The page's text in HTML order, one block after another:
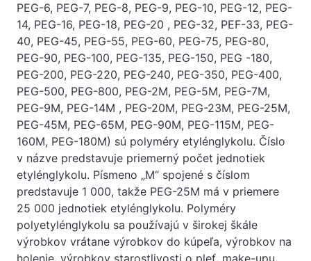
PEG-6, PEG-7, PEG-8, PEG-9, PEG-10, PEG-12, PEG-
14, PEG-16, PEG-18, PEG-20 , PEG-32, PEF-33, PEG-
40, PEG-45, PEG-55, PEG-60, PEG-75, PEG-80,
PEG-90, PEG-100, PEG-135, PEG-150, PEG -180,
PEG-200, PEG-220, PEG-240, PEG-350, PEG-400,
PEG-500, PEG-800, PEG-2M, PEG-5M, PEG-7M,
PEG-9M, PEG-14M , PEG-20M, PEG-23M, PEG-25M,
PEG-45M, PEG-65M, PEG-90M, PEG-115M, PEG-
160M, PEG-180M) sú polyméry etylénglykolu. Číslo
v názve predstavuje priemerný počet jednotiek
etylénglykolu. Písmeno „M“ spojené s číslom
predstavuje 1 000, takže PEG-25M má v priemere
25 000 jednotiek etylénglykolu. Polyméry
polyetylénglykolu sa používajú v širokej škále
výrobkov vrátane výrobkov do kúpeľa, výrobkov na
holenie, výrobkov starostlivosti o pleť, make-upu,